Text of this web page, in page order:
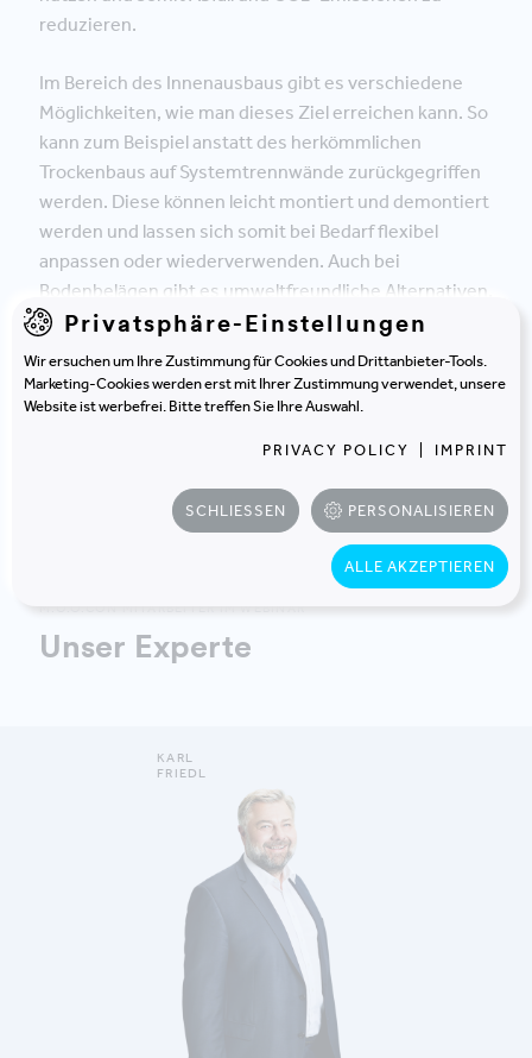
reduzieren.
Im Bereich des Innenausbaus gibt es verschiedene
Möglichkeiten, wie man dieses Ziel erreichen kann. So
kann zum Beispiel anstatt des herkömmlichen
Trockenbaus auf Systemtrennwände zurückgegriffen
werden. Diese können leicht montiert und demontiert
werden und lassen sich somit bei Bedarf flexibel
anpassen oder wiederverwenden. Auch bei
Bodenbelägen gibt es umweltfreundliche Alternativen,
wie zum Beispiel Teppichfliesen aus recyceltem
oder recycelt werden.
Freuen Sie sich auf eine spannende Diskussion und
Praxiseinblicke mit unseren Expert:innen.
M.O.O.CON MITARBEITER IM WEBINAR
Unser Experte
KARL
FRIEDL
Privatsphäre-Einstellungen
Wir ersuchen um Ihre Zustimmung für Cookies und Drittanbieter-Tools.
Marketing-Cookies werden erst mit Ihrer Zustimmung verwendet, unsere
Website ist werbefrei. Bitte treffen Sie Ihre Auswahl.
PRIVACY POLICY IMPRINT
SCHLIESSEN PERSONALISIEREN
ALLE AKZEPTIEREN